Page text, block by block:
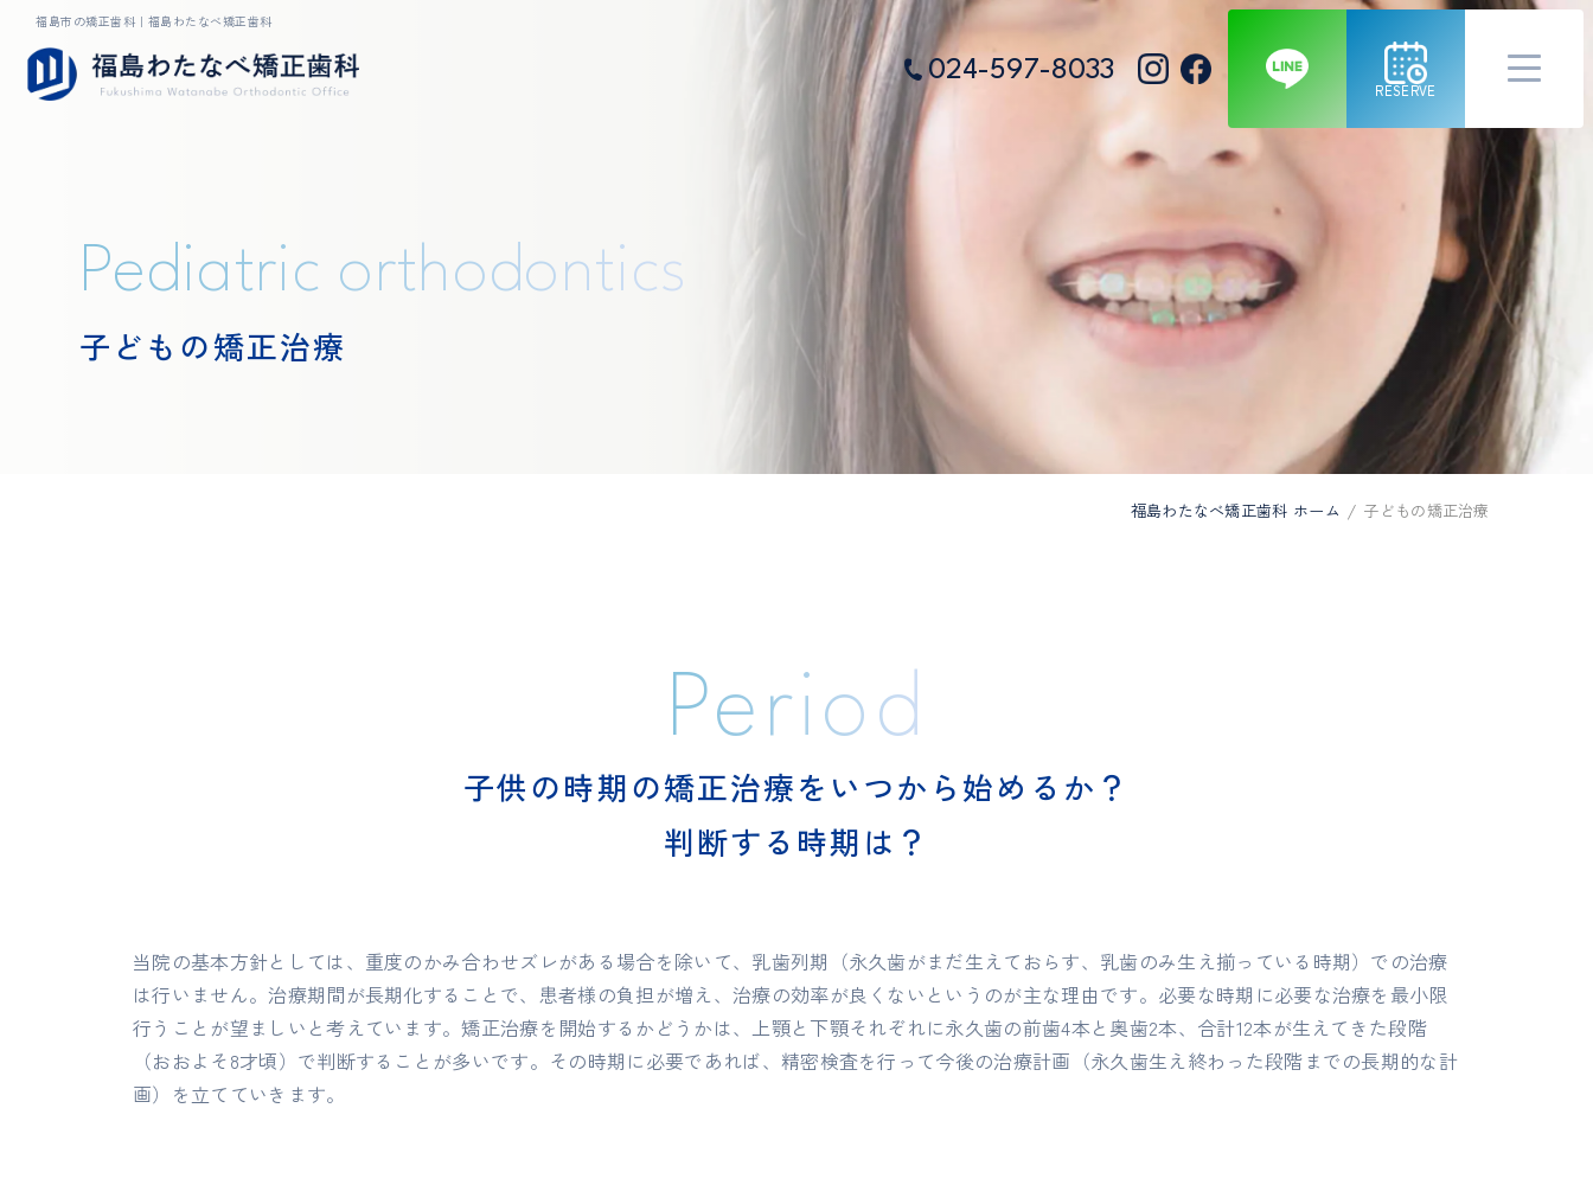
福島市の矯正歯科｜福島わたなべ矯正歯科
024-597-8033
RESERVE
Pediatric orthodontics
子どもの矯正治療
福島わたなべ矯正歯科 ホーム 子どもの矯正治療
Period
子供の時期の矯正治療をいつから始めるか？
判断する時期は？
当院の基本方針としては、重度のかみ合わせズレがある場合を除いて、乳歯列期（永久歯がまだ生えておらす、乳歯のみ生え揃っている時期）での治療
は行いません。治療期間が長期化することで、患者様の負担が増え、治療の効率が良くないというのが主な理由です。必要な時期に必要な治療を最小限
行うことが望ましいと考えています。矯正治療を開始するかどうかは、上顎と下顎それぞれに永久歯の前歯4本と奥歯2本、合計12本が生えてきた段階
（おおよそ8才頃）で判断することが多いです。その時期に必要であれば、精密検査を行って今後の治療計画（永久歯生え終わった段階までの長期的な計
画）を立てていきます。